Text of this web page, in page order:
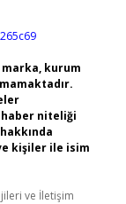
kurum
niteliği
kişiler ile isim
ve İletişim